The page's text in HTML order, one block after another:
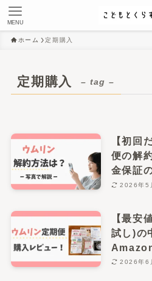
MENU
ホーム 定期購入
定期購入 – tag –
【初回
便の解
金保証
2026年5
【最安
試し)の
2026年6